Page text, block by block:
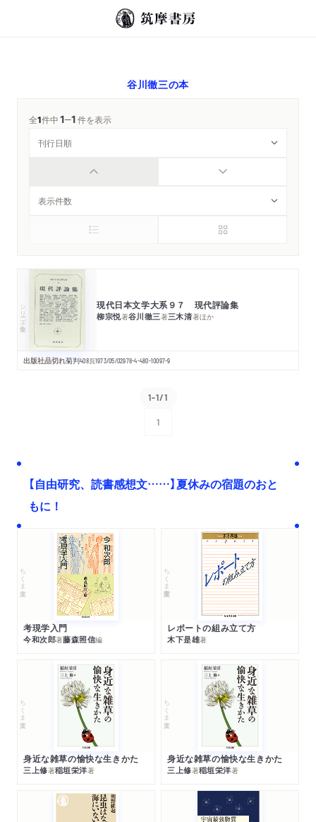
谷川徹三の本
全1件中1─1件を表示
シリーズ・全集 現代日本文学大系９７ 現代評論集
柳宗悦著谷川徹三著三木清著ほか
出版社品切れ菊判408頁1973/05/02978-4-480-10097-9
1-1/1
1
【自由研究、読書感想文……】夏休みの宿題のおと
もに！
ちくま文庫
考現学入門
今和次郎著藤森照信編
ちくま学芸文庫
レポートの組み立て方
木下是雄著
ちくま文庫
身近な雑草の愉快な生きかた
三上修著稲垣栄洋著
ちくま文庫
身近な雑草の愉快な生きかた
三上修著稲垣栄洋著